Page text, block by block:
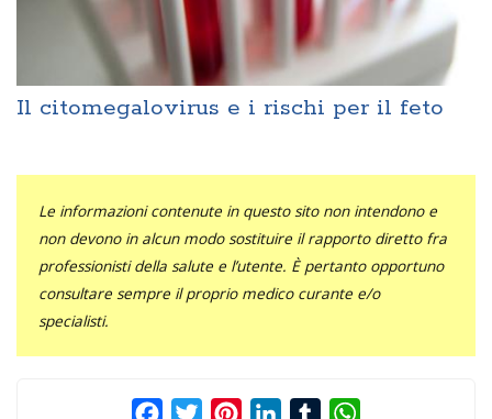
Il citomegalovirus e i rischi per il feto
Le informazioni contenute in questo sito non intendono e
non devono in alcun modo sostituire il rapporto diretto fra
professionisti della salute e l’utente. È pertanto opportuno
consultare sempre il proprio medico curante e/o
specialisti.
FacebookTwitterPinterestLinkedInTumblr